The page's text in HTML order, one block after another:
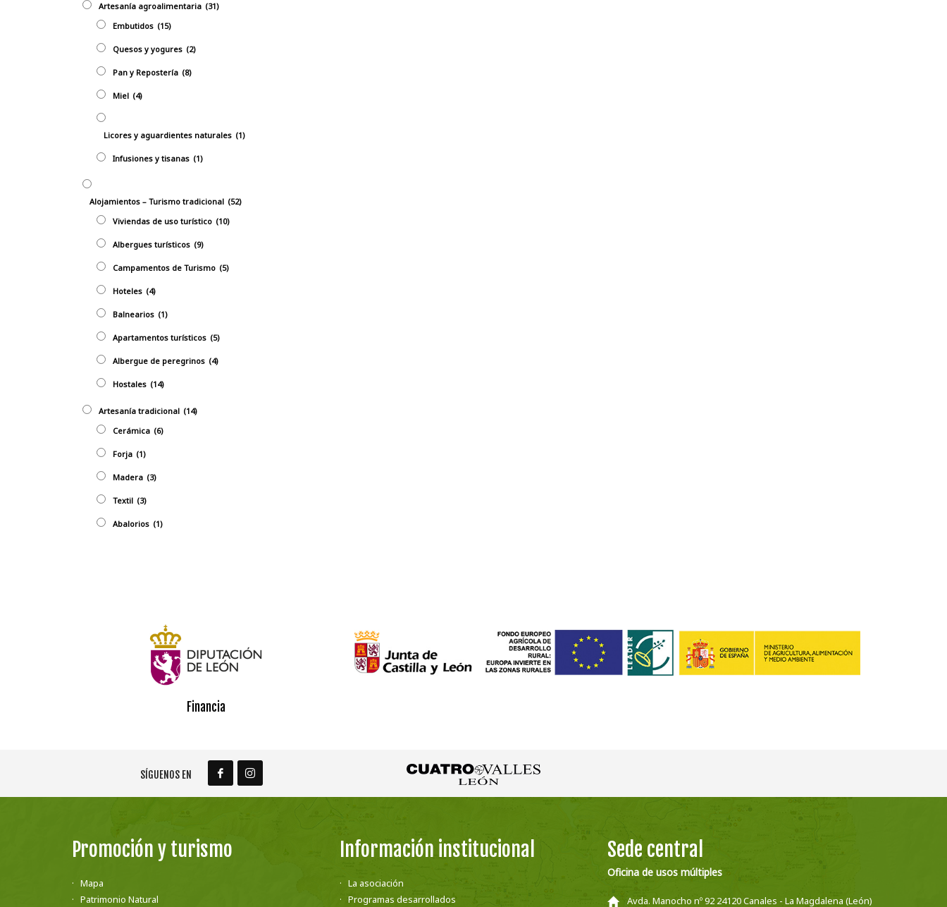
Artesanía agroalimentaria (31)
Embutidos (15)
Quesos y yogures (2)
Pan y Repostería (8)
Miel (4)
Licores y aguardientes naturales (1)
Infusiones y tisanas (1)
Alojamientos – Turismo tradicional (52)
Viviendas de uso turístico (10)
Albergues turísticos (9)
Campamentos de Turismo (5)
Hoteles (4)
Balnearios (1)
Apartamentos turísticos (5)
Albergue de peregrinos (4)
Hostales (14)
Artesaní­a tradicional (14)
Cerámica (6)
Forja (1)
Madera (3)
Textil (3)
Abalorios (1)
Financia
SÍGUENOS EN
Promoción y turismo
Mapa
Patrimonio Natural
Información institucional
La asociación
Programas desarrollados
Sede central
Oficina de usos múltiples
Avda. Manocho nº 92 24120 Canales - La Magdalena (León)